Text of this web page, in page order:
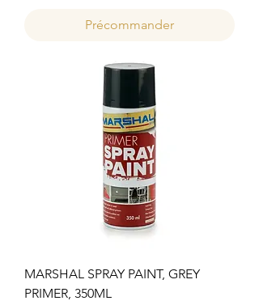
Précommander
MARSHAL SPRAY PAINT, GREY
PRIMER, 350ML